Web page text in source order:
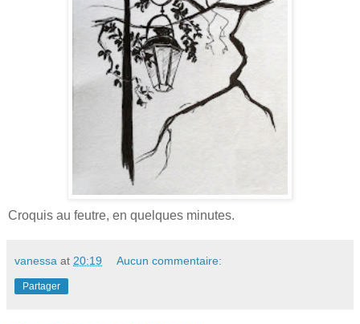
Croquis au feutre, en quelques minutes.
vanessa at 20:19 Aucun commentaire:
Partager